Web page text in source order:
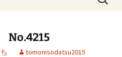
索:
No.4215
tomonisodatsu2015